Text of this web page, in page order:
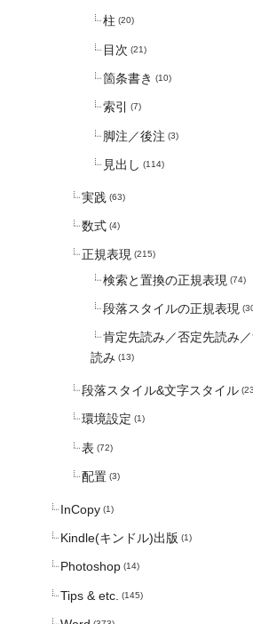
柱 (20)
目次 (21)
箇条書き (10)
索引 (7)
脚注／後注 (3)
見出し (114)
実践 (63)
数式 (4)
正規表現 (215)
検索と置換の正規表現 (74)
段落スタイルの正規表現
肯定先読み／否定先読み
読み (13)
段落スタイル&文字スタイル
環境設定 (1)
表 (72)
配置 (3)
InCopy (1)
Kindle(キンドル)出版 (1)
Photoshop (14)
Tips & etc. (145)